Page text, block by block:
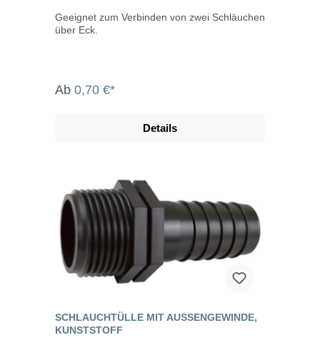
Geeignet zum Verbinden von zwei Schläuchen
über Eck.
Ab 0,70 €*
Details
SCHLAUCHTÜLLE MIT AUSSENGEWINDE, K
UNSTSTOFF